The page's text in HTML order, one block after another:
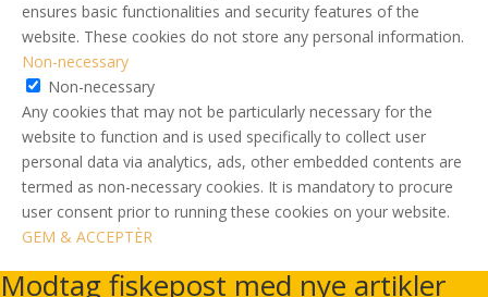
ensures basic functionalities and security features of the
website. These cookies do not store any personal information.
Non-necessary
Non-necessary
Any cookies that may not be particularly necessary for the
website to function and is used specifically to collect user
personal data via analytics, ads, other embedded contents are
termed as non-necessary cookies. It is mandatory to procure
user consent prior to running these cookies on your website.
GEM & ACCEPTÈR
Modtag fiskepost med nye artikler